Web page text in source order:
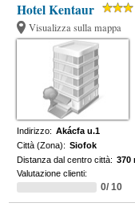
Hotel Kentaur
Visualizza sulla mappa
Indirizzo: Akácfa u.1
Città (Zona): Siofok
Distanza dal centro città: 370
Valutazione clienti:
0/ 10